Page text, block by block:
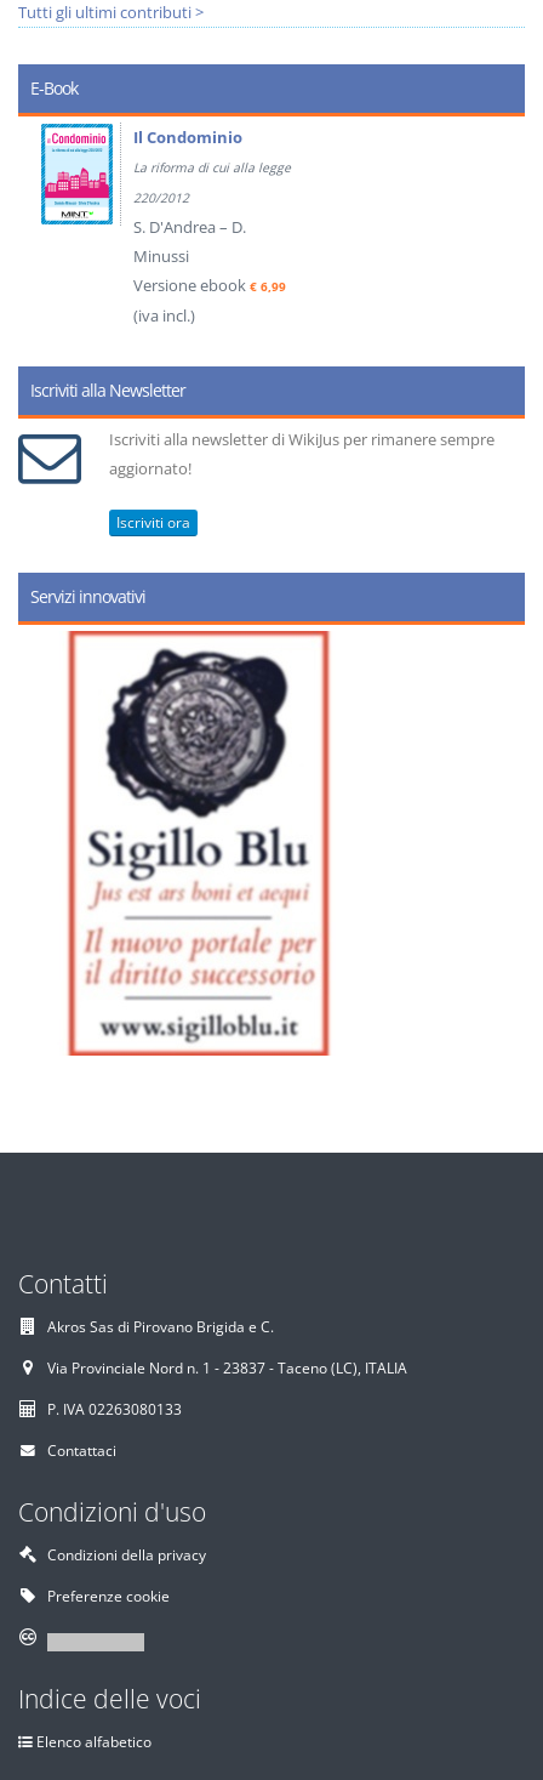
Tutti gli ultimi contributi >
E-Book
Il Condominio
La riforma di cui alla legge
220/2012
S. D'Andrea – D.
Minussi
Versione ebook € 6,99
(iva incl.)
Iscriviti alla Newsletter
Iscriviti alla newsletter di WikiJus per rimanere sempre
aggiornato!
Iscriviti ora
Servizi innovativi
Contatti
Akros Sas di Pirovano Brigida e C.
Via Provinciale Nord n. 1 - 23837 - Taceno (LC), ITALIA
P. IVA 02263080133
Contattaci
Condizioni d'uso
Condizioni della privacy
Preferenze cookie
Indice delle voci
Elenco alfabetico